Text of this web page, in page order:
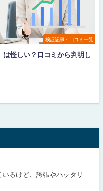
検証記事・口コミ一覧
は怪しい？口コミから判明し
るけど、誇張やハッタリ